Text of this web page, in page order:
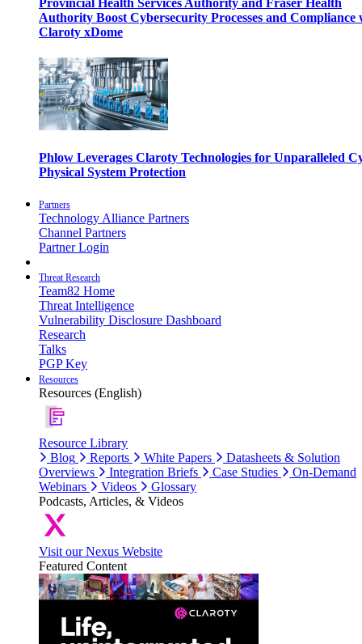
Provincial Health Services Authority and Fraser Health
Authority Boost Cybersecurity Processes and Compliance
Claroty xDome
Phlow Leverages Claroty Technologies for Unparalleled
Physical System Protection
Partners
Technology Alliance Partners
Channel Partners
Partner Login
Threat Research
Team82 Home
Threat Intelligence
Vulnerability Disclosure Dashboard
Research
Talks
PGP Key
Resources
Resources (English)
Resource Library
Blog
Reports White Papers
Datasheets & Solution
Overviews
Integration Briefs Case Studies
On-Demand
Webinars
Videos
Glossary
Podcasts, Articles, & Videos
Visit our Nexus Website
Featured Content